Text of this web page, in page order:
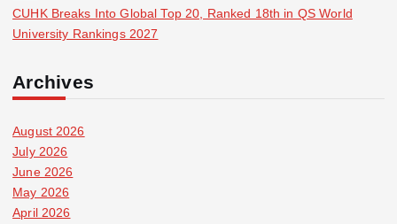
CUHK Breaks Into Global Top 20, Ranked 18th in QS World
University Rankings 2027
Archives
August 2026
July 2026
June 2026
May 2026
April 2026